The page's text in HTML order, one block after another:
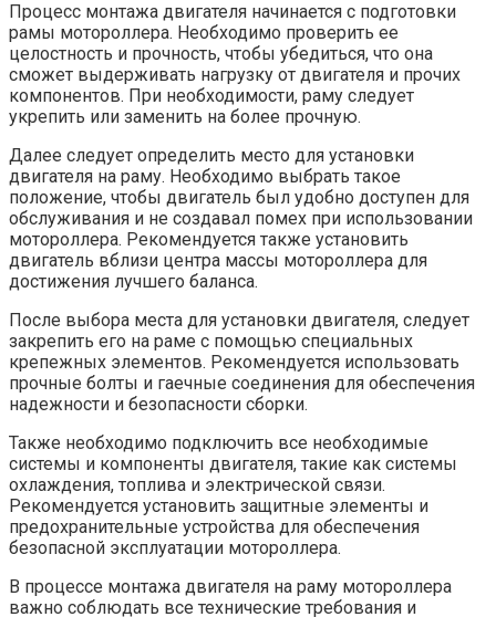
Процесс монтажа двигателя начинается с подготовки
рамы мотороллера. Необходимо проверить ее
целостность и прочность, чтобы убедиться, что она
сможет выдерживать нагрузку от двигателя и прочих
компонентов. При необходимости, раму следует
укрепить или заменить на более прочную.
Далее следует определить место для установки
двигателя на раму. Необходимо выбрать такое
положение, чтобы двигатель был удобно доступен для
обслуживания и не создавал помех при использовании
мотороллера. Рекомендуется также установить
двигатель вблизи центра массы мотороллера для
достижения лучшего баланса.
После выбора места для установки двигателя, следует
закрепить его на раме с помощью специальных
крепежных элементов. Рекомендуется использовать
прочные болты и гаечные соединения для обеспечения
надежности и безопасности сборки.
Также необходимо подключить все необходимые
системы и компоненты двигателя, такие как системы
охлаждения, топлива и электрической связи.
Рекомендуется установить защитные элементы и
предохранительные устройства для обеспечения
безопасной эксплуатации мотороллера.
В процессе монтажа двигателя на раму мотороллера
важно соблюдать все технические требования и